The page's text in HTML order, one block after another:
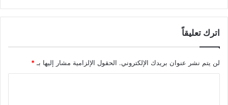
اترك تعليقاً
لن يتم نشر عنوان بريدك الإلكتروني. الحقول الإلزامية مشار إليها بـ *